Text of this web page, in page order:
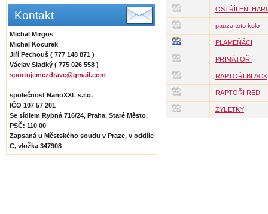
Kontakt
Michal Mirgos
Michal Kocurek
Jiří Pechouš ( 777 148 871 )
Václav Sladký ( 775 026 558 )
sportujemezdrave@gmail.com
společnost NanoXXL s.r.o.
IČO 107 57 201
Se sídlem Rybná 716/24, Praha, Staré Město,
PSČ: 110 00
Zapsaná u Městského soudu v Praze, v oddíle
C, vložka 347908
OSTŘÍLENÍ
pauza toto kolo
PLAMEŇÁCI
PRIMÁTOŘI
RAPTOŘI BLACK
RAPTOŘI RED
ŽYLETKY